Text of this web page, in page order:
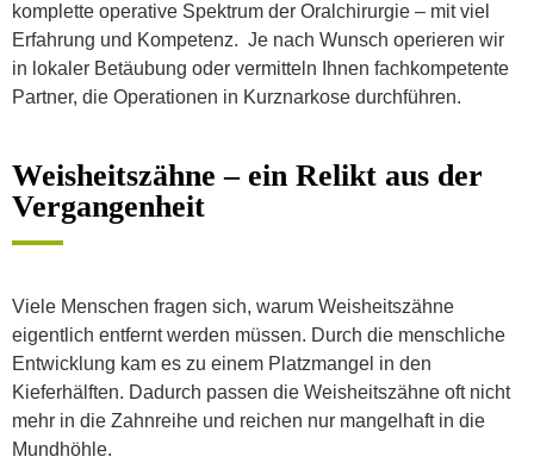
komplette operative Spektrum der Oralchirurgie – mit viel
Erfahrung und Kompetenz. Je nach Wunsch operieren wir
in lokaler Betäubung oder vermitteln Ihnen fachkompetente
Partner, die Operationen in Kurznarkose durchführen.
Weisheitszähne – ein Relikt aus der
Vergangenheit
Viele Menschen fragen sich, warum Weisheitszähne
eigentlich entfernt werden müssen. Durch die menschliche
Entwicklung kam es zu einem Platzmangel in den
Kieferhälften. Dadurch passen die Weisheitszähne oft nicht
mehr in die Zahnreihe und reichen nur mangelhaft in die
Mundhöhle.